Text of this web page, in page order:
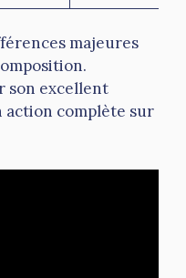
majeures
son excellent
complète sur